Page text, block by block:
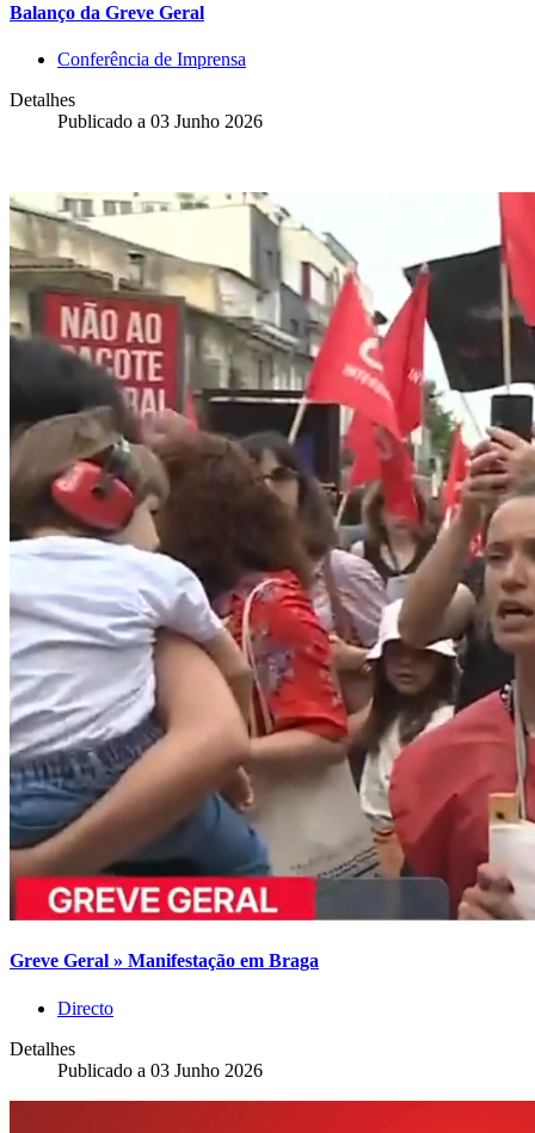
Balanço da Greve Geral
Conferência de Imprensa
Detalhes
Publicado a 03 Junho 2026
Greve Geral » Manifestação em Braga
Directo
Detalhes
Publicado a 03 Junho 2026